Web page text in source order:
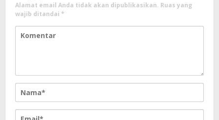
Alamat email Anda tidak akan dipublikasikan. Ruas yang
wajib ditandai *